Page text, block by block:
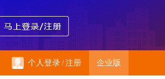
个人登录/注册 企业版